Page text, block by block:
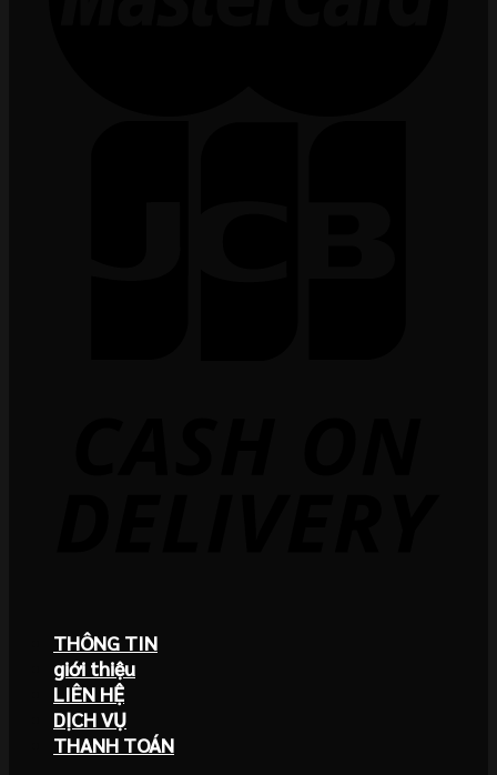
THÔNG TIN
giới thiệu
LIÊN HỆ
DỊCH VỤ
THANH TOÁN